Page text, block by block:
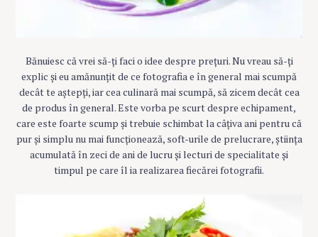
Bănuiesc că vrei să-ți faci o idee despre prețuri. Nu vreau să-ți
explic și eu amănunțit de ce fotografia e în general mai scumpă
decât te aștepți, iar cea culinară mai scumpă, să zicem decât cea
de produs în general. Este vorba pe scurt despre echipament,
care este foarte scump și trebuie schimbat la câțiva ani pentru că
pur și simplu nu mai funcționează, soft-urile de prelucrare, știința
acumulată în zeci de ani de lucru și lecturi de specialitate și
timpul pe care îl ia realizarea fiecărei fotografii.